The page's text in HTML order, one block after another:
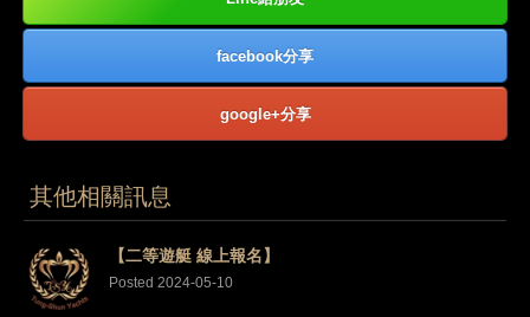
facebook分享
google+分享
其他相關訊息
【二等遊艇 線上報名】
Posted 2024-05-10